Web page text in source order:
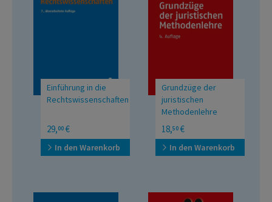
Einführung in die
Rechtswissenschaften
29,00 €
In den Warenkorb
Grundzüge der
juristischen
Methodenlehre
UTB Uni Taschenbücher
18,50 €
In den Warenkorb